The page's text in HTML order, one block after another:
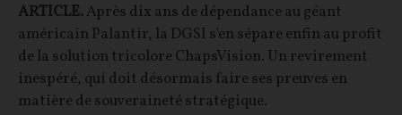
ARTICLE.Après dix ans de dépendance au géant
américain Palantir, la DGSI s'en sépare enfin au profit
de la solution tricolore ChapsVision. Un revirement
inespéré, qui doit désormais faire ses preuves en
matière de souveraineté stratégique.